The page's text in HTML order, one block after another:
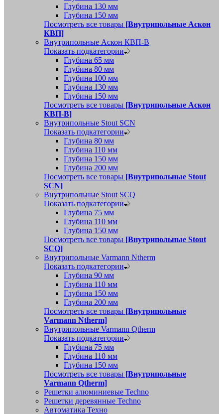
Глубина 130 мм
Глубина 150 мм
Посмотреть все товары [Внутрипольные Аскон
КВП]
Внутрипольные Аскон КВП-В
Показать подкатегории
Глубина 65 мм
Глубина 80 мм
Глубина 100 мм
Глубина 130 мм
Глубина 150 мм
Посмотреть все товары [Внутрипольные Аскон
КВП-В]
Внутрипольные Stout SCN
Показать подкатегории
Глубина 80 мм
Глубина 110 мм
Глубина 150 мм
Глубина 200 мм
Посмотреть все товары [Внутрипольные Stout
SCN]
Внутрипольные Stout SCQ
Показать подкатегории
Глубина 75 мм
Глубина 110 мм
Глубина 150 мм
Посмотреть все товары [Внутрипольные Stout
SCQ]
Внутрипольные Varmann Ntherm
Показать подкатегории
Глубина 90 мм
Глубина 110 мм
Глубина 150 мм
Глубина 200 мм
Посмотреть все товары [Внутрипольные
Varmann Ntherm]
Внутрипольные Varmann Qtherm
Показать подкатегории
Глубина 75 мм
Глубина 110 мм
Глубина 150 мм
Посмотреть все товары [Внутрипольные
Varmann Qtherm]
Решетки алюминиевые Techno
Решетки деревянные Techno
Автоматика Техно